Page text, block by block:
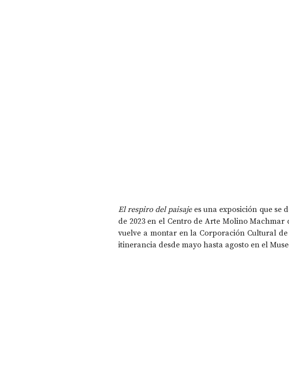
El respiro del paisaje es una exposición que
de 2023 en el Centro de Arte Molino Machmar
vuelve a montar en la Corporación Cultural
itinerancia desde mayo hasta agosto en el